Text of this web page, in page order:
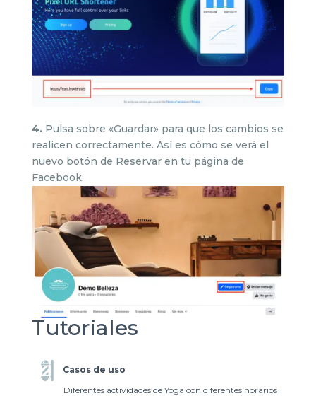
4.Pulsa sobre «Guardar» para que los cambios se
realicen correctamente. Así es cómo se verá el
nuevo botón de Reservar en tu página de
Facebook:
Tutoriales
Casos de uso
Diferentes actividades de Yoga con diferentes horarios